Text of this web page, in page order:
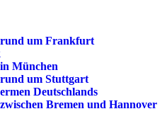
rund um Frankfurt
München
um Stuttgart
Deutschlands
Bremen und Hannover